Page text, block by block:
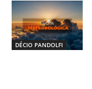
DÉCIO PANDOLFI